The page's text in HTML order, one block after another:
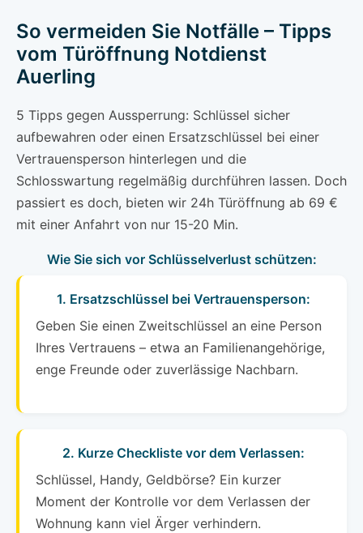
So vermeiden Sie Notfälle – Tipps
vom Türöffnung Notdienst
Auerling
5 Tipps gegen Aussperrung: Schlüssel sicher
aufbewahren oder einen Ersatzschlüssel bei einer
Vertrauensperson hinterlegen und die
Schlosswartung regelmäßig durchführen lassen. Doch
passiert es doch, bieten wir 24h Türöffnung ab 69 €
mit einer Anfahrt von nur 15-20 Min.
Wie Sie sich vor Schlüsselverlust schützen:
1. Ersatzschlüssel bei Vertrauensperson:
Geben Sie einen Zweitschlüssel an eine Person
Ihres Vertrauens – etwa an Familienangehörige,
enge Freunde oder zuverlässige Nachbarn.
2. Kurze Checkliste vor dem Verlassen:
Schlüssel, Handy, Geldbörse? Ein kurzer
Moment der Kontrolle vor dem Verlassen der
Wohnung kann viel Ärger verhindern.